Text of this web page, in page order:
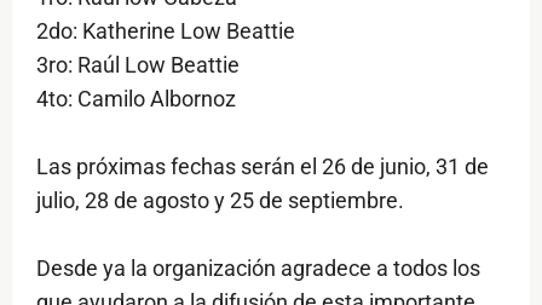
2do: Katherine Low Beattie
3ro: Raúl Low Beattie
4to: Camilo Albornoz
Las próximas fechas serán el 26 de junio, 31 de
julio, 28 de agosto y 25 de septiembre.
Desde ya la organización agradece a todos los